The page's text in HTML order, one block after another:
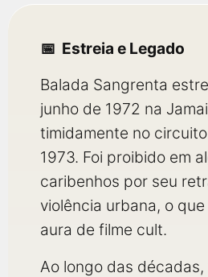
Estreia e Legado
Balada Sangrenta
junho de 1972 na
timidamente no
1973. Foi proibido em
caribenhos por seu
violência urbana, o
aura de filme cult.
Ao longo das